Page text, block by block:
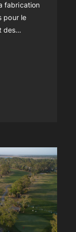
fabrication
pour le
des